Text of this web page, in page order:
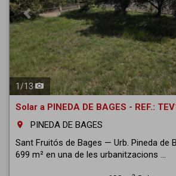
1 /13
Solar a PINEDA DE BAGES - REF.:
room
PINEDA DE BAGES
Sant Fruitós de Bages — Urb. Pineda de
699 m² en una de les urbanitzacions ...